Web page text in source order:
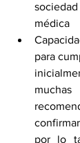
médica
para
por lo